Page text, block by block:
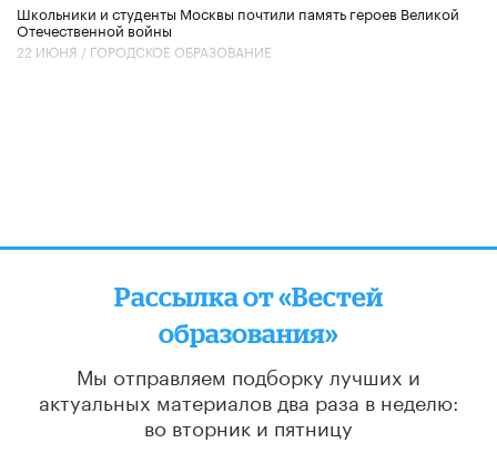
Школьники и студенты Москвы почтили память героев Великой
Отечественной войны
22 ИЮНЯ / ГОРОДСКОЕ ОБРАЗОВАНИЕ
Рассылка от «Вестей
образования»
Мы отправляем подборку лучших и
актуальных материалов два раза в неделю:
во вторник и пятницу